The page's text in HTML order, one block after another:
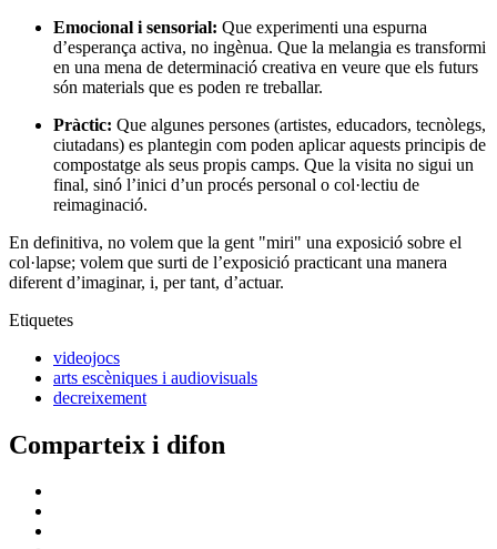
Emocional i sensorial: Que experimenti una espurna
d’esperança activa, no ingènua. Que la melangia es transformi
en una mena de determinació creativa en veure que els futurs
són materials que es poden re treballar.
Pràctic: Que algunes persones (artistes, educadors, tecnòlegs,
ciutadans) es plantegin com poden aplicar aquests principis de
compostatge als seus propis camps. Que la visita no sigui un
final, sinó l’inici d’un procés personal o col·lectiu de
reimaginació.
En definitiva, no volem que la gent "miri" una exposició sobre el
col·lapse; volem que surti de l’exposició practicant una manera
diferent d’imaginar, i, per tant, d’actuar.
Etiquetes
videojocs
arts escèniques i audiovisuals
decreixement
Comparteix i difon